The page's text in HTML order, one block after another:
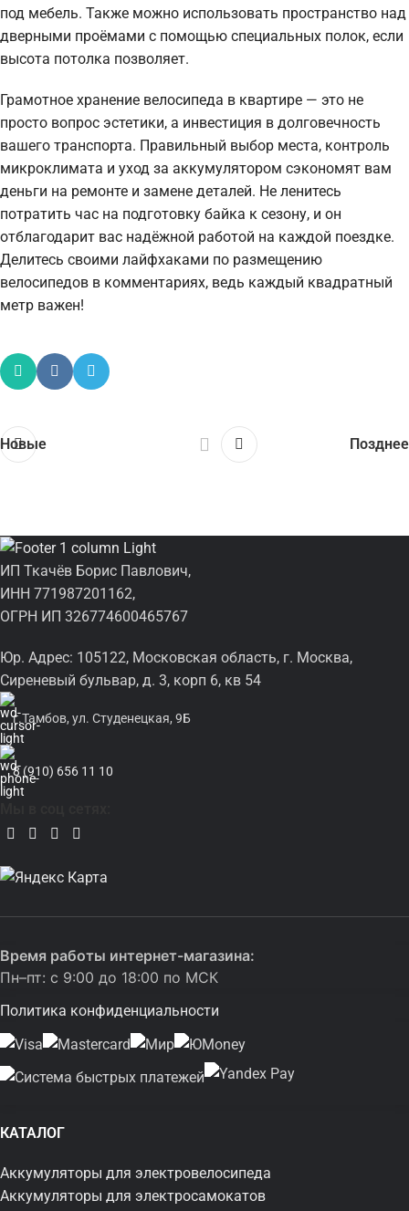
под мебель. Также можно использовать пространство над
дверными проёмами с помощью специальных полок, если
высота потолка позволяет.
Грамотное хранение велосипеда в квартире — это не
просто вопрос эстетики, а инвестиция в долговечность
вашего транспорта. Правильный выбор места, контроль
микроклимата и уход за аккумулятором сэкономят вам
деньги на ремонте и замене деталей. Не ленитесь
потратить час на подготовку байка к сезону, и он
отблагодарит вас надёжной работой на каждой поездке.
Делитесь своими лайфхаками по размещению
велосипедов в комментариях, ведь каждый квадратный
метр важен!
Новые Позднее
ИП Ткачёв Борис Павлович,
ИНН 771987201162,
ОГРН ИП 326774600465767
Юр. Адрес: 105122, Московская область, г. Москва,
Сиреневый бульвар, д. 3, корп 6, кв 54
г.Тамбов, ул. Студенецкая, 9Б
8 (910) 656 11 10
Время работы интернет-магазина:
Пн–пт: с 9:00 до 18:00 по МСК
Политика конфиденциальности
КАТАЛОГ
Аккумуляторы для электровелосипеда
Аккумуляторы для электросамокатов